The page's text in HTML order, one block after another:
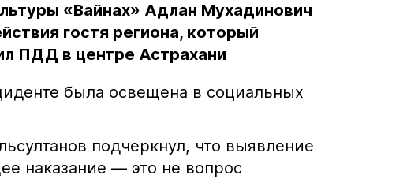
«Вайнах» Адлан Мухадинович
гостя региона, который
ПДД в центре Астрахани
была освещена в социальных
подчеркнул, что выявление
наказание — это не вопрос